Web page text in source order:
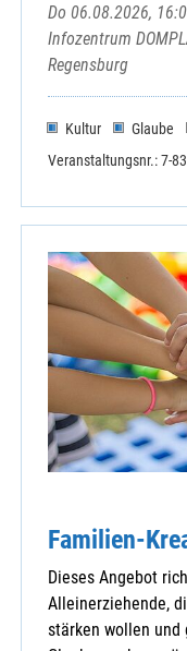
Do 06.08.2026,
Infozentrum
Regensburg
Kultur Glaube
Veranstaltungsnr.: 7-
Familien-
Dieses Angebot
Alleinerziehende,
stärken wollen und